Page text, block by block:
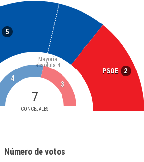
5
PSOE 2
7
CONCEJALES
Mayoría
absoluta 4
4
3
Número de votos